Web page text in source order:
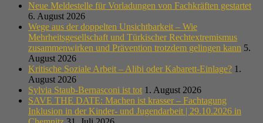
Neue Meldestelle für Vorladungen von Fachkräften gestartet
6. August 2026
Wege aus der doppelten Unsichtbarkeit – Wie
Mehrheitsgesellschaft und Türkischer Rechtextremismus
zusammenwirken und Prävention trotzdem gelingen kann 5.
August 2026
Kritische Soziale Arbeit – Alibi oder Kabarett-Einlage? 1.
August 2026
Sylvia Staub-Bernasconi ist tot 1. August 2026
SAVE THE DATE: Machen ist krasser – Fachtagung
Inklusion in der Kinder- und Jugendarbeit | 29.10.2026 in